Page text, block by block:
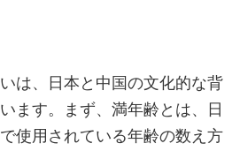
は、日本と中国の文化的な背
ます。まず、満年齢とは、日
使用されている年齢の数え方